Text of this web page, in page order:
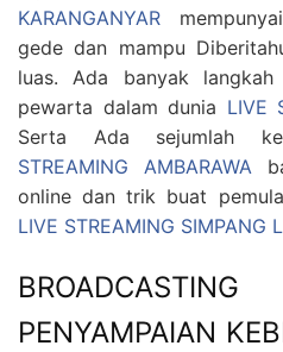
KARANGANYAR
gede dan mampu
luas. Ada banyak
pewarta dalam dunia LIVE
Serta Ada sejumlah
STREAMING AMBARAWA
online dan trik buat
LIVE STREAMING SIMPANG
PENYAMPAIAN